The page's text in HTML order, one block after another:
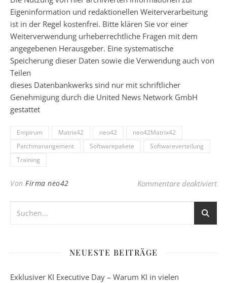
Eigeninformation und redaktionellen Weiterverarbeitung
ist in der Regel kostenfrei. Bitte klären Sie vor einer
Weiterverwendung urheberrechtliche Fragen mit dem
angegebenen Herausgeber. Eine systematische
Speicherung dieser Daten sowie die Verwendung auch von
Teilen
dieses Datenbankwerks sind nur mit schriftlicher
Genehmigung durch die United News Network GmbH
gestattet
Empirum Matrix42 neo42
neo42Matrix42
Patchmanangement
Softwarepakete
Softwareverteilung
Training
Von Firma neo42 Kommentare deaktiviertfür
NEUESTE BEITRÄGE
Exklusiver KI Executive Day – Warum KI in vielen